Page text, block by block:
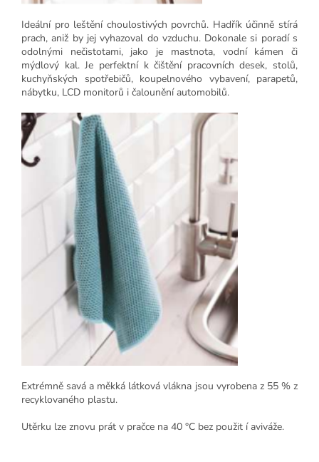
Ideální pro leštění choulostivých povrchů. Hadřík účinně stírá
prach, aniž by jej vyhazoval do vzduchu. Dokonale si poradí s
odolnými nečistotami, jako je mastnota, vodní kámen či
mýdlový kal. Je perfektní k čištění pracovních desek, stolů,
kuchyňských spotřebičů, koupelnového vybavení, parapetů,
nábytku, LCD monitorů i čalounění automobilů.
Extrémně savá a měkká látková vlákna jsou vyrobena z 55 % z
recyklovaného plastu.
Utěrku lze znovu prát v pračce na 40 °C bez použit í aviváže.